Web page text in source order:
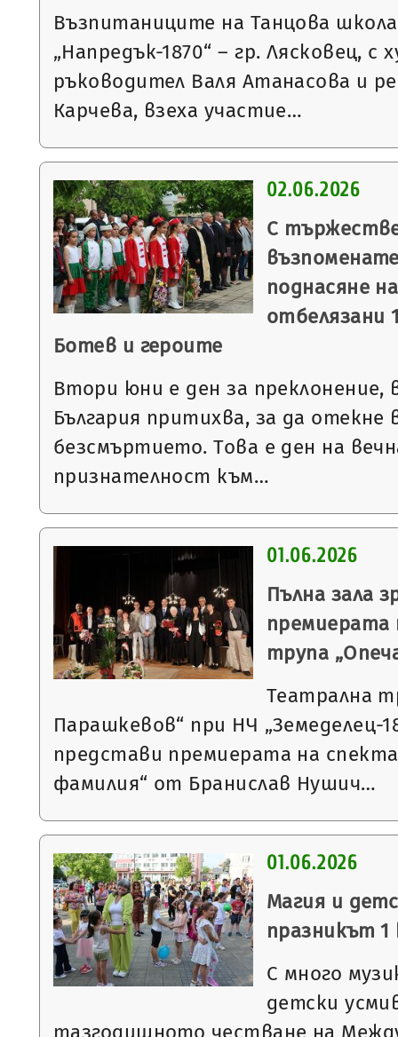
Възпитаниците на Танцова
„Напредък-1870“ – гр. Лясковец, с
ръководител Валя Атанасова и
Карчева, взеха участие…
02.06.2026
С
поднасяне
отбелязани
Ботев и героите
Втори юни е ден за
България притихва, за да отекне
безсмъртието. Това е ден на
признателност към…
01.06.2026
Пълна зала
премиерата
трупа
Театрална
Парашкевов“ при НЧ „Земеделец-
представи премиерата на
фамилия“ от Бранислав Нушич…
01.06.2026
Магия и
празникът
С много
детски
тазгодишното честване на